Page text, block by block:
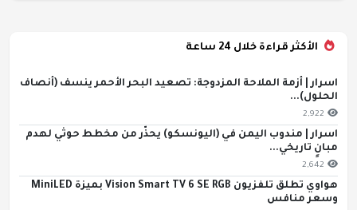
الأكثر قراءة خلال 24 ساعة
اسرار | أزمة الملاحة المزدوجة: تصعيد البحر الأحمر ينسف (أنصاف
الحلول)...
2,922
اسرار | مندوب اليمن في (اليونسكو) يحذّر من مخطط حوثي لهدم
مبانٍ تاريخي...
2,642
هواوي تطلق تلفزيون Vision Smart TV 6 SE RGB بميزة MiniLED
وسعر منافس